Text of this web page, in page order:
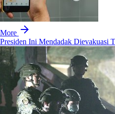
More
Presiden Ini Mendadak Dievakuasi